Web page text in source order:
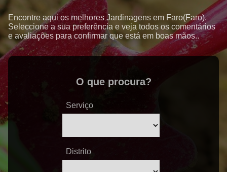
Encontre aqui os melhores Jardinagens em Faro(Faro).
Seleccione a sua preferência e veja todos os comentários
e avaliações para confirmar que está em boas mãos..
O que procura?
Serviço
Distrito